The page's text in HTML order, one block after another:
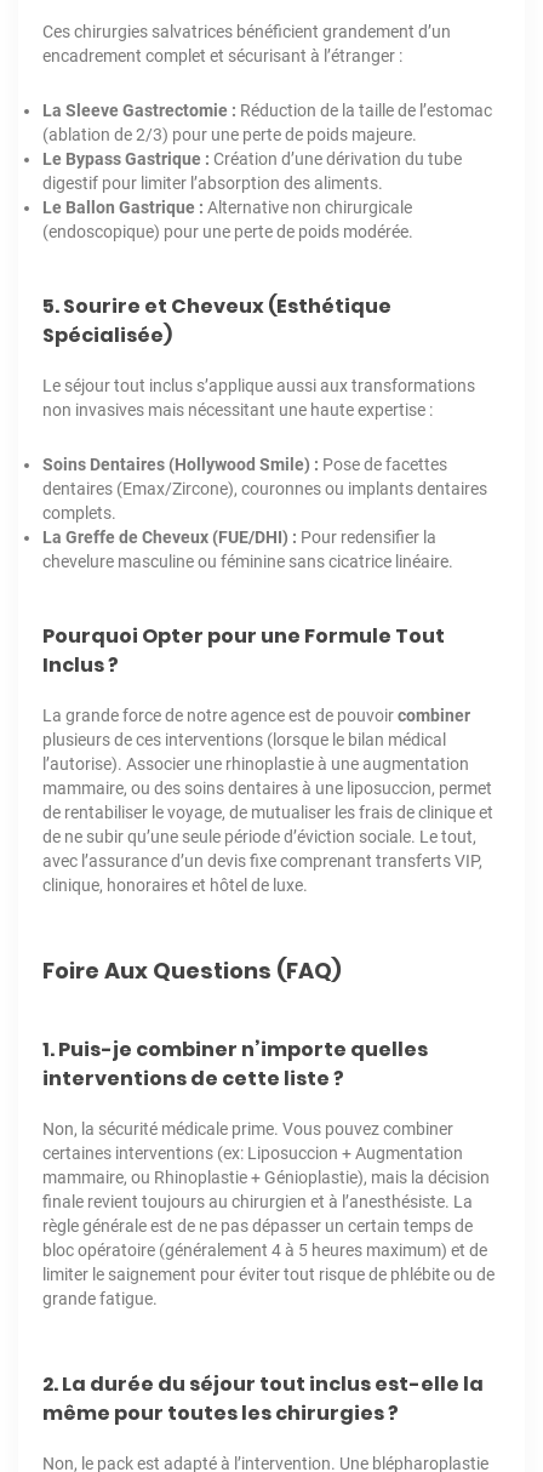
Ces chirurgies salvatrices bénéficient grandement d’un
encadrement complet et sécurisant à l’étranger :
La Sleeve Gastrectomie : Réduction de la taille de l’estomac
(ablation de 2/3) pour une perte de poids majeure.
Le Bypass Gastrique : Création d’une dérivation du tube
digestif pour limiter l’absorption des aliments.
Le Ballon Gastrique : Alternative non chirurgicale
(endoscopique) pour une perte de poids modérée.
5. Sourire et Cheveux (Esthétique
Spécialisée)
Le séjour tout inclus s’applique aussi aux transformations
non invasives mais nécessitant une haute expertise :
Soins Dentaires (Hollywood Smile) : Pose de facettes
dentaires (Emax/Zircone), couronnes ou implants dentaires
complets.
La Greffe de Cheveux (FUE/DHI) : Pour redensifier la
chevelure masculine ou féminine sans cicatrice linéaire.
Pourquoi Opter pour une Formule Tout
Inclus ?
La grande force de notre agence est de pouvoircombiner
plusieurs de ces interventions (lorsque le bilan médical
l’autorise). Associer une rhinoplastie à une augmentation
mammaire, ou des soins dentaires à une liposuccion, permet
de rentabiliser le voyage, de mutualiser les frais de clinique et
de ne subir qu’une seule période d’éviction sociale. Le tout,
avec l’assurance d’un devis fixe comprenant transferts VIP,
clinique, honoraires et hôtel de luxe.
Foire Aux Questions (FAQ)
1. Puis-je combiner n’importe quelles
interventions de cette liste ?
Non, la sécurité médicale prime. Vous pouvez combiner
certaines interventions (ex: Liposuccion + Augmentation
mammaire, ou Rhinoplastie + Génioplastie), mais la décision
finale revient toujours au chirurgien et à l’anesthésiste. La
règle générale est de ne pas dépasser un certain temps de
bloc opératoire (généralement 4 à 5 heures maximum) et de
limiter le saignement pour éviter tout risque de phlébite ou de
grande fatigue.
2. La durée du séjour tout inclus est-elle la
même pour toutes les chirurgies ?
Non, le pack est adapté à l’intervention. Une blépharoplastie